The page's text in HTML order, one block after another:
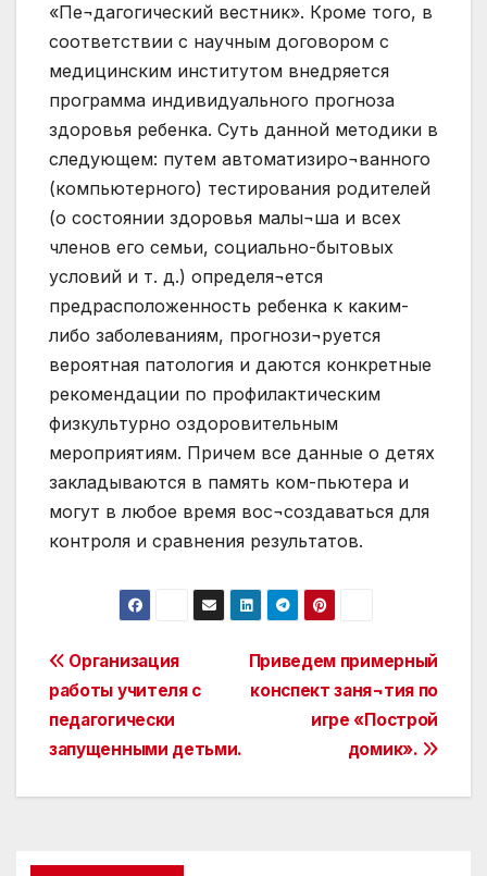
Post
navigation
Приведем примерный
конспект заня¬тия по
игре «Построй
домик».
Организация
работы учителя с
педагогически
запущенными детьми.